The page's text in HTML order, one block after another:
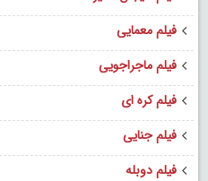
فیلم معمایی
فیلم ماجراجویی
فیلم کره ای
فیلم جنایی
فیلم دوبله